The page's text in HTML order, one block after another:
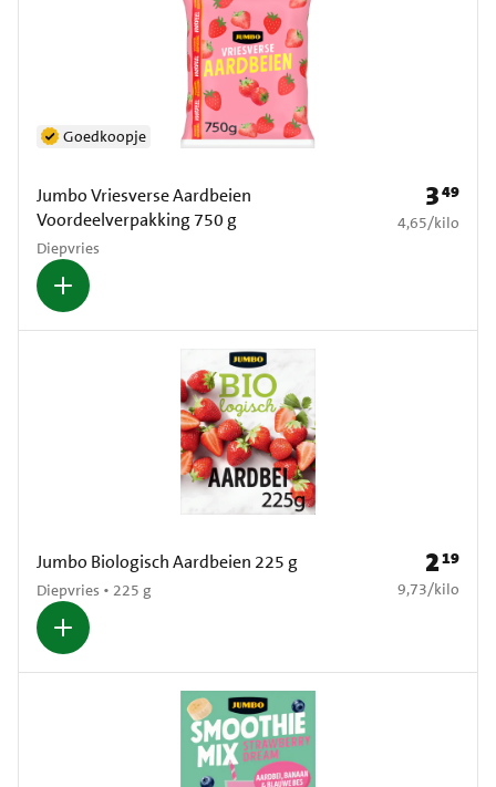
Jumbo Vriesverse Aardbeien
Voordeelverpakking 750 g
Diepvries
Goedkoopje
Prijs: €
349
€ 4,65 per kilo
4,65/kilo
Jumbo Biologisch Aardbeien 225 g
Diepvries • 225 g
Prijs: €
219
€ 9,73 per kilo
9,73/kilo